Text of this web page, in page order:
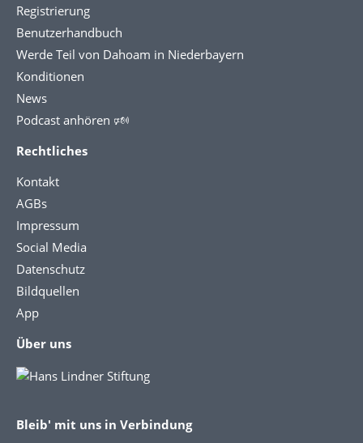
Registrierung
Benutzerhandbuch
Werde Teil von Dahoam in Niederbayern
Konditionen
News
Podcast anhören 🕬
Rechtliches
Kontakt
AGBs
Impressum
Social Media
Datenschutz
Bildquellen
App
Über uns
Bleib' mit uns in Verbindung